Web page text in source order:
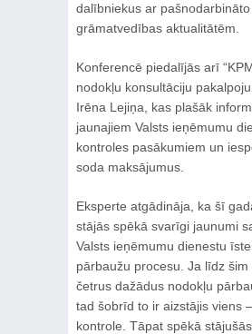
dalībniekus ar
grāmatvedības aktualitātēm.
Konferencē piedalījās arī
nodokļu konsultāciju
Irēna Lejiņa, kas plašāk
jaunajiem Valsts ieņēmumu
kontroles pasākumiem un
soda maksājumus.
Eksperte atgādināja, ka šī
stājās spēkā svarīgi jaunumi
Valsts ieņēmumu dienestu
pārbaužu procesu. Ja līdz šim
četrus dažādus nodokļu
tad šobrīd to ir aizstājis viens
kontrole. Tāpat spēkā